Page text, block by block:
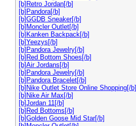
[b]Retro Jordan[/b]
[b]Pandora[/b]
[b]GGDB Sneaker[/b]
[b]Moncler Outlet[/b]
[b]Kanken Backpack[/b]
[b]Yeezys[/b]
[b]Pandora Jewelry[/b]
[b]Red Bottom Shoes[/b]
[b]Air Jordans[/b]
[b]Pandora Jewelry[/b]
[b]Pandora Bracelet[/b]
[b]Nike Outlet Store Online Shopping[/b]
[b]Nike Air Max[/b]
[b]Jordan 11[/b]
[b]Red Bottoms[/b]
[b]Golden Goose Mid Star[/b]